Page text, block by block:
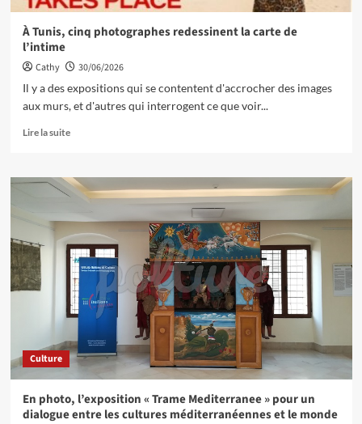
À Tunis, cinq photographes redessinent la carte de
l’intime
Cathy
30/06/2026
Il y a des expositions qui se contentent d'accrocher des images
aux murs, et d'autres qui interrogent ce que voir...
Lire la suite
Culture
En photo, l’exposition « Trame Mediterranee » pour un
dialogue entre les cultures méditerranéennes et le monde